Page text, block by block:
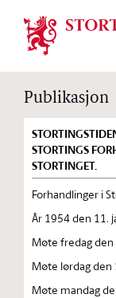
Publikasjon
STORTINGS
STORTINGET.
Forhandlinger i
År 1954 den 11.
Møte fredag den
Møte lørdag den
Møte mandag